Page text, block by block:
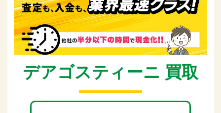
デアゴスティーニ 買取